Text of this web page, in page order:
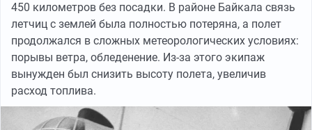
450 километров без посадки. В районе Байкала связь
летчиц с землей была полностью потеряна, а полет
продолжался в сложных метеорологических условиях:
порывы ветра, обледенение. Из-за этого экипаж
вынужден был снизить высоту полета, увеличив
расход топлива.